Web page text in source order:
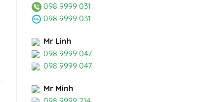
098 9999 031
098 9999 031
Mr Linh
098 9999 047
098 9999 047
Mr Minh